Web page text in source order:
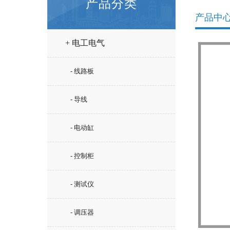
产品分类
+ 电工电气
- 线路板
- 导线
- 电动缸
- 控制柜
- 测试仪
- 调压器
产品中